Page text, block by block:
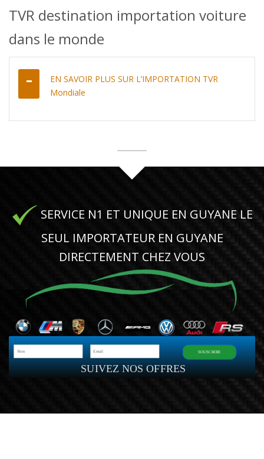
TVR destination importation voiture
dans le monde
EN SAVOIR PLUS SUR L’IMPORTATION TVR
Mondiale
SERVICE N1 ET UNIQUE EN GUYANE LE
SEUL IMPORTATEUR EN GUYANE
DIRECTEMENT CHEZ VOUS
SUIVEZ NOS OFFRES
SOUSCRIRE